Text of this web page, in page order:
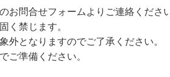
お問合せフォームよりご連絡くださ
く禁じます。
外となりますのでご了承ください。
ご準備ください。